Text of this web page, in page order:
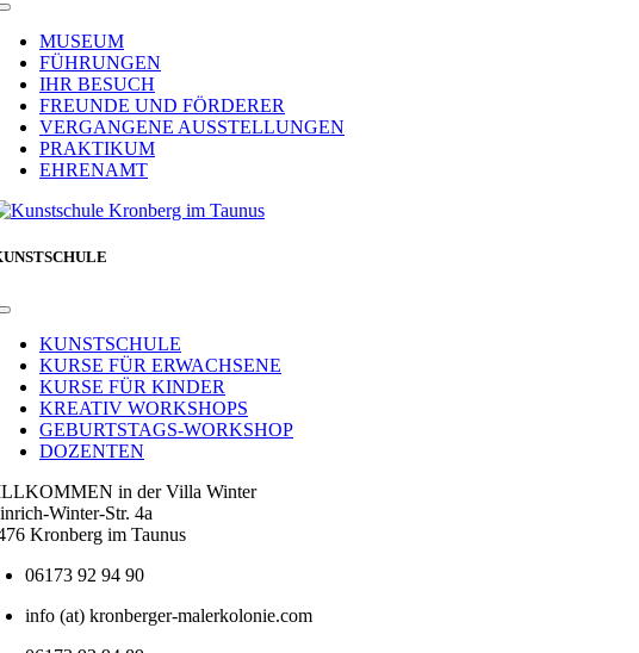
Toggle
NavigationMUSEUM
FÜHRUNGEN
IHR BESUCH
FREUNDE UND FÖRDERER
VERGANGENE AUSSTELLUNGEN
PRAKTIKUM
EHRENAMT
Toggle
NavigationKUNSTSCHULE
KURSE FÜR ERWACHSENE
KURSE FÜR KINDER
KREATIV WORKSHOPS
GEBURTSTAGS-WORKSHOP
DOZENTEN
in der Villa Winter
Winter-Str. 4a
Kronberg im Taunus
06173 92 94 90
info (at) kronberger-malerkolonie.com